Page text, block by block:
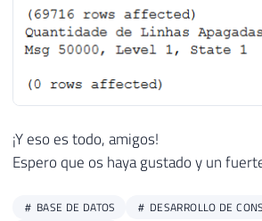
¡Y eso es todo, amigos!
Espero que os haya gustado y un
BASE DE DATOS
DESARROLLO DE